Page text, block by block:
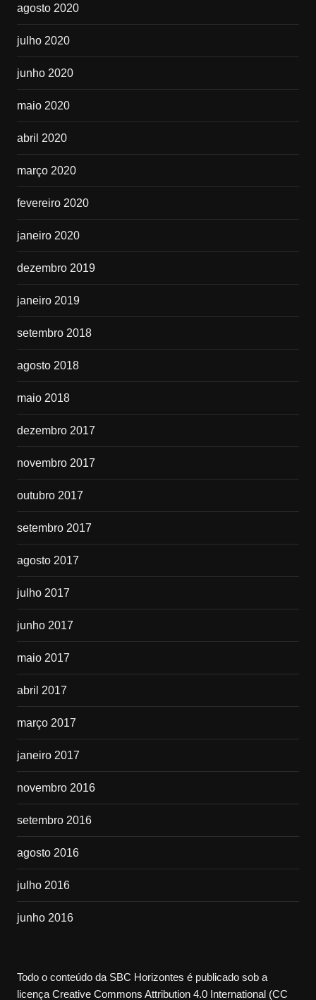
agosto 2020
julho 2020
junho 2020
maio 2020
abril 2020
março 2020
fevereiro 2020
janeiro 2020
dezembro 2019
janeiro 2019
setembro 2018
agosto 2018
maio 2018
dezembro 2017
novembro 2017
outubro 2017
setembro 2017
agosto 2017
julho 2017
junho 2017
maio 2017
abril 2017
março 2017
janeiro 2017
novembro 2016
setembro 2016
agosto 2016
julho 2016
junho 2016
Todo o conteúdo da SBC Horizontes é publicado sob a
licença Creative Commons Attribution 4.0 International (CC